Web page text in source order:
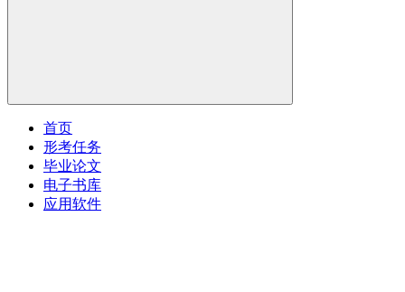
首页
形考任务
毕业论文
电子书库
应用软件